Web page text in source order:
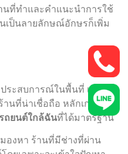
นที่ทำและคำแนะนำการใช้
เป็นลายลักษณ์อักษรก็เพิ่ม
ระสบการณ์ในพื้นที่ เรามี
านที่น่าเชื่อถือ หลักเกณฑ์
ถยนต์ใกล้ฉันที่ได้มาตรฐาน
องหา ร้านที่มีช่างที่ผ่าน